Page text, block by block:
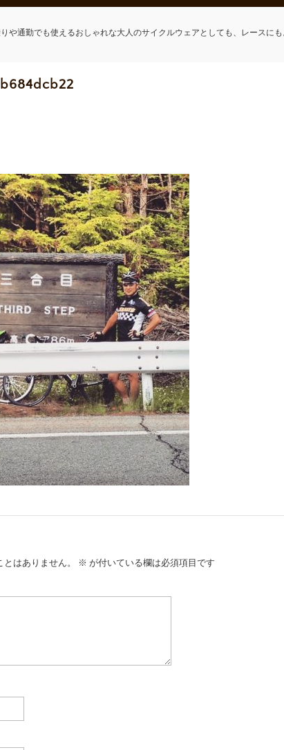
や通勤でも使えるおしゃれな大人のサイクルウェアとしても、レースに
はありません。 ※ が付いている欄は必須項目です